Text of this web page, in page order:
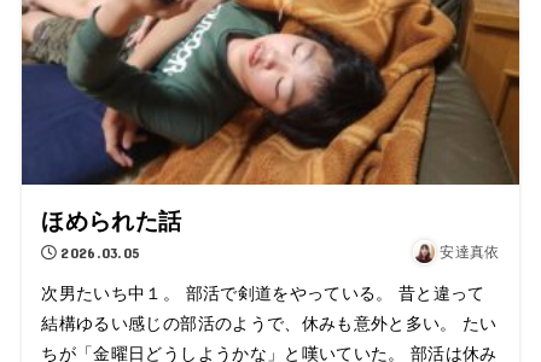
ほめられた話
2026.03.05 安達真依
次男たいち中１。 部活で剣道をやっている。 昔と違って
結構ゆるい感じの部活のようで、休みも意外と多い。 たい
ちが「金曜日どうしようかな」と嘆いていた。 部活は休み